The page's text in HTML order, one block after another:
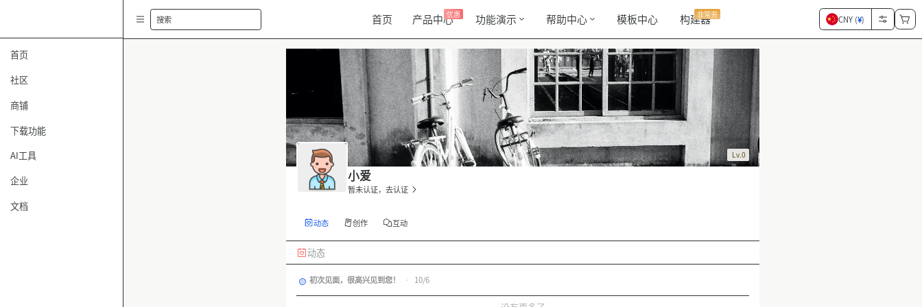
首页
社区
商铺
下载功能
AI工具
企业
文档
搜索 首页 产品中心优惠 功能演示 帮助中心 模板中心 构建器
非常夯 CNY (¥)
Lv.0
小爱
暂未认证，去认证
动态 创作 互动
动态
初次见面，很高兴见到您！ • 10/6